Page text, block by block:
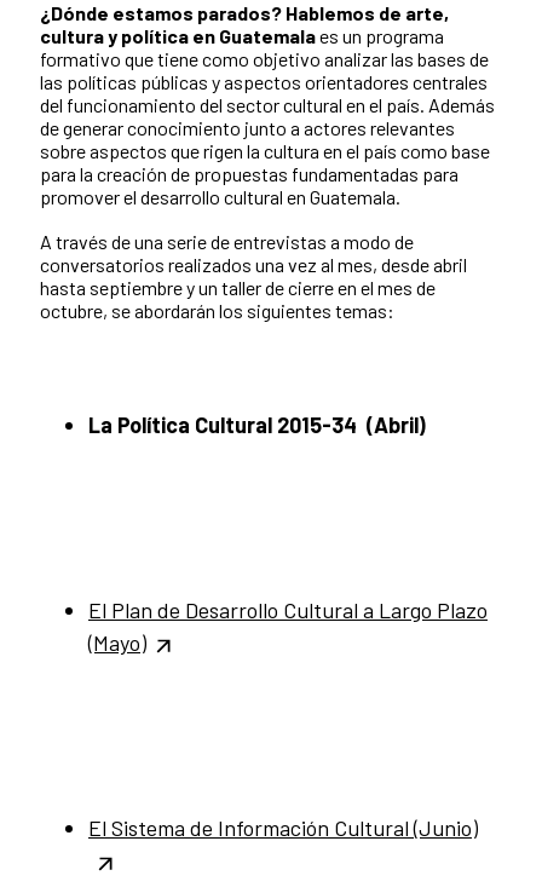
¿Dónde estamos parados? Hablemos de arte,
cultura y política en Guatemalaes un programa
formativo que tiene como objetivo analizar las bases de
las políticas públicas y aspectos orientadores centrales
del funcionamiento del sector cultural en el país. Además
de generar conocimiento junto a actores relevantes
sobre aspectos que rigen la cultura en el país como base
para la creación de propuestas fundamentadas para
promover el desarrollo cultural en Guatemala.
A través de una serie de entrevistas a modo de
conversatorios realizados una vez al mes, desde abril
hasta septiembre y un taller de cierre en el mes de
octubre, se abordarán los siguientes temas:
La Política Cultural 2015-34 (Abril)
El Plan de Desarrollo Cultural a Largo Plazo
(Mayo)
El Sistema de Información Cultural (Junio)